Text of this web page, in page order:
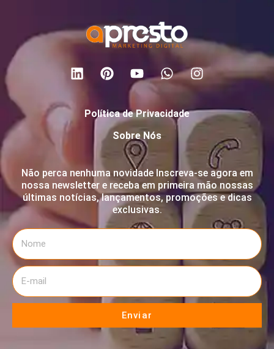
Política de Privacidade
Sobre Nós
Não perca nenhuma novidade Inscreva-se agora em
nossa newsletter e receba em primeira mão nossas
últimas notícias, lançamentos, promoções e dicas
exclusivas.
Enviar